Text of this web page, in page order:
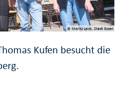
© Moritz Leick, Stadt Essen
Kufen besucht die